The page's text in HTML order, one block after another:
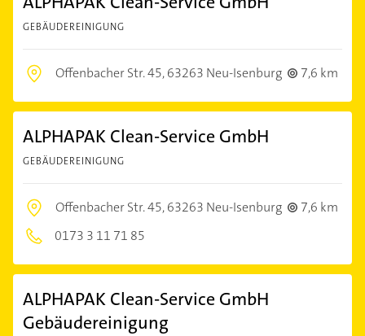
GEBÄUDEREINIGUNG
Offenbacher Str. 45,63263 Neu-Isenburg 7,6 km
ALPHAPAK Clean-Service GmbH
GEBÄUDEREINIGUNG
Offenbacher Str. 45,63263 Neu-Isenburg
7,6 km
0173 3 11 71 85
ALPHAPAK Clean-Service GmbH
Gebäudereinigung